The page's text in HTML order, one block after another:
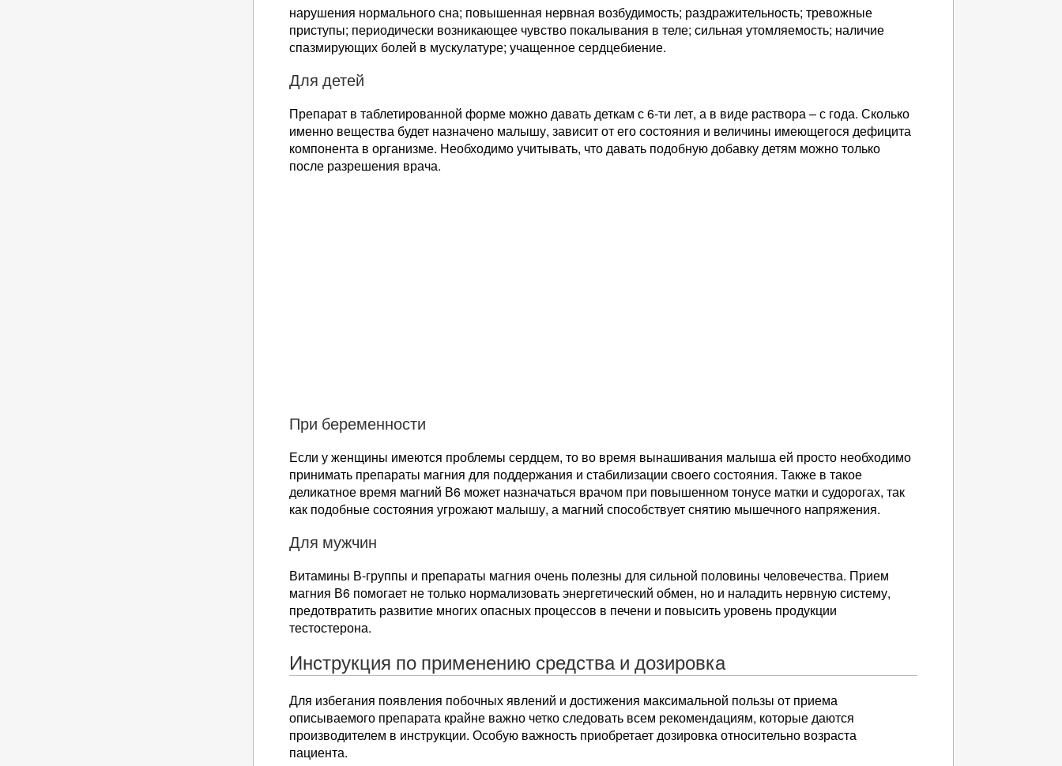
нарушения нормального сна; повышенная нервная возбудимость; раздражительность; тревожные
приступы; периодически возникающее чувство покалывания в теле; сильная утомляемость; наличие
спазмирующих болей в мускулатуре; учащенное сердцебиение.
Для детей
Препарат в таблетированной форме можно давать деткам с 6-ти лет, а в виде раствора – с года. Сколько
именно вещества будет назначено малышу, зависит от его состояния и величины имеющегося дефицита
компонента в организме. Необходимо учитывать, что давать подобную добавку детям можно только
после разрешения врача.
При беременности
Если у женщины имеются проблемы сердцем, то во время вынашивания малыша ей просто необходимо
принимать препараты магния для поддержания и стабилизации своего состояния. Также в такое
деликатное время магний В6 может назначаться врачом при повышенном тонусе матки и судорогах, так
как подобные состояния угрожают малышу, а магний способствует снятию мышечного напряжения.
Для мужчин
Витамины В-группы и препараты магния очень полезны для сильной половины человечества. Прием
магния В6 помогает не только нормализовать энергетический обмен, но и наладить нервную систему,
предотвратить развитие многих опасных процессов в печени и повысить уровень продукции
тестостерона.
Инструкция по применению средства и дозировка
Для избегания появления побочных явлений и достижения максимальной пользы от приема
описываемого препарата крайне важно четко следовать всем рекомендациям, которые даются
производителем в инструкции. Особую важность приобретает дозировка относительно возраста
пациента.